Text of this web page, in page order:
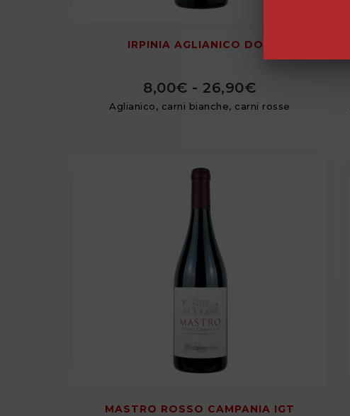
IRPINIA AGLIANICO DOC
8,00€ - 26,90€
Aglianico, carni bianche, carni rosse
MASTRO ROSSO CAMPANIA IGT